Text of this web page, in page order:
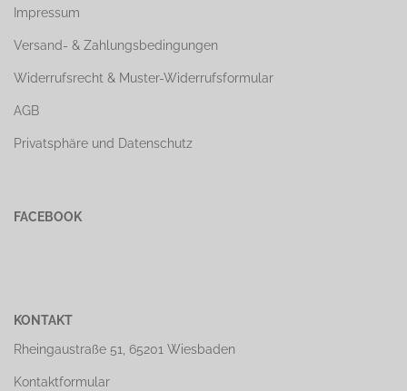
Impressum
Versand- & Zahlungsbedingungen
Widerrufsrecht & Muster-Widerrufsformular
AGB
Privatsphäre und Datenschutz
FACEBOOK
KONTAKT
Rheingaustraße 51, 65201 Wiesbaden
Kontaktformular